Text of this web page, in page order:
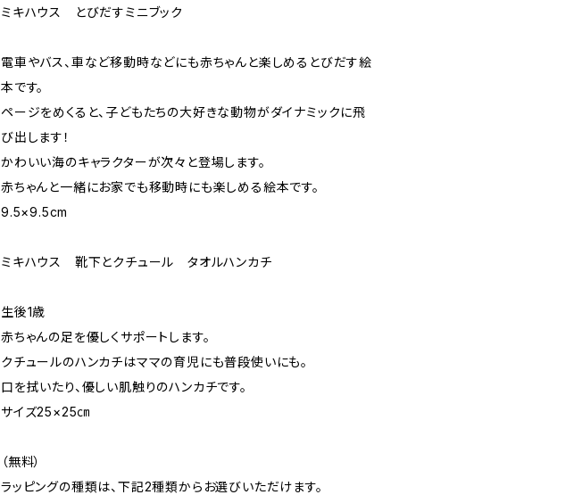
ミキハウス とびだすミニブック
電車やバス、車など移動時などにも赤ちゃんと楽しめるとびだす絵
本です。
ページをめくると、子どもたちの大好きな動物がダイナミックに飛
び出します！
かわいい海のキャラクターが次々と登場します。
赤ちゃんと一緒にお家でも移動時にも楽しめる絵本です。
9.5×9.5cm
ミキハウス 靴下とクチュール タオルハンカチ
生後1歳
赤ちゃんの足を優しくサポートします。
クチュールのハンカチはママの育児にも普段使いにも。
口を拭いたり、優しい肌触りのハンカチです。
サイズ25×25㎝
（無料）
ラッピングの種類は、下記2種類からお選びいただけます。